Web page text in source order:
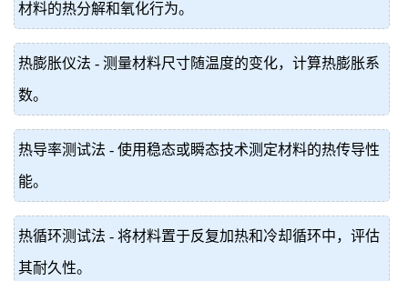
材料的热分解和氧化行为。
热膨胀仪法 - 测量材料尺寸随温度的变化，计算热膨胀系
数。
热导率测试法 - 使用稳态或瞬态技术测定材料的热传导性
能。
热循环测试法 - 将材料置于反复加热和冷却循环中，评估
其耐久性。